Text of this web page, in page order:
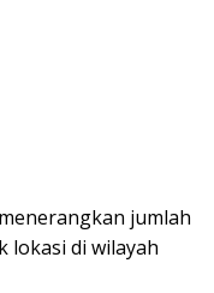
jumlah
lokasi di wilayah